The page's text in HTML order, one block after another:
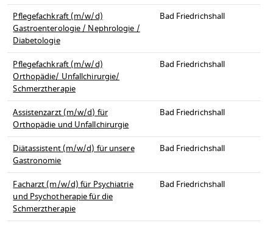
Pflegefachkraft (m/w/d)
Gastroenterologie / Nephrologie /
Diabetologie
Bad Friedrichshall
Pflegefachkraft (m/w/d)
Orthopädie/ Unfallchirurgie/
Schmerztherapie
Bad Friedrichshall
Assistenzarzt (m/w/d) für
Orthopädie und Unfallchirurgie
Bad Friedrichshall
Diätassistent (m/w/d) für unsere
Gastronomie
Bad Friedrichshall
Facharzt (m/w/d) für Psychiatrie
und Psychotherapie für die
Schmerztherapie
Bad Friedrichshall